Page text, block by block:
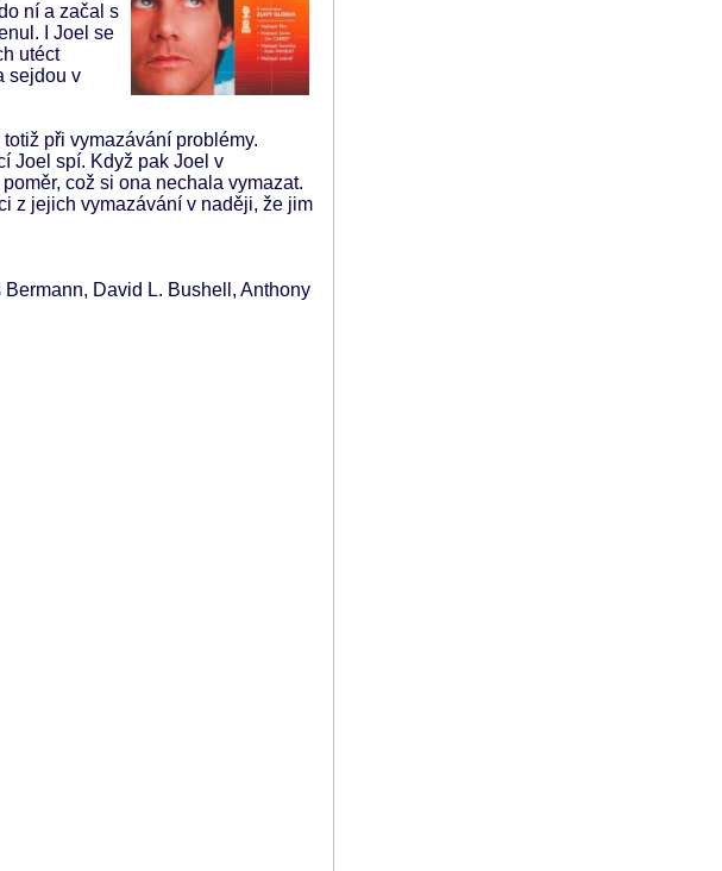
ní a začal s
I Joel se
utéct
sejdou v
při vymazávání problémy.
Joel spí. Když pak Joel v
což si ona nechala vymazat.
z jejich vymazávání v naději, že jim
David L. Bushell, Anthony